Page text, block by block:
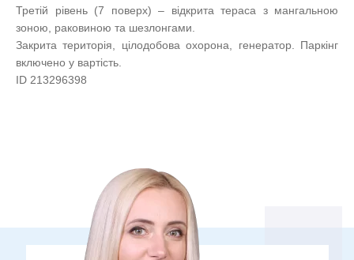
Третій рівень (7 поверх) – відкрита тераса з мангальною
зоною, раковиною та шезлонгами.
Закрита територія, цілодобова охорона, генератор. Паркінг
включено у вартість.
ID 213296398